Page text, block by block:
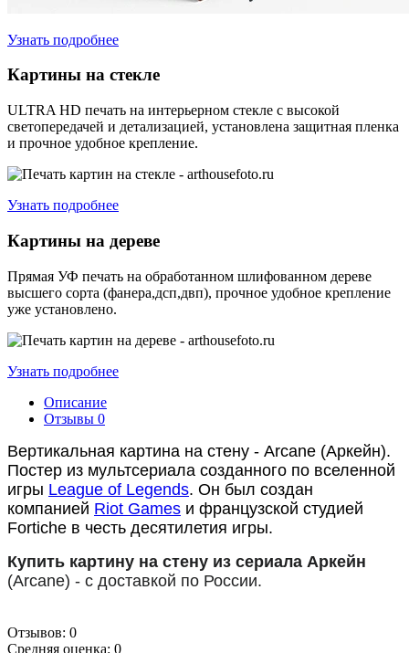
Узнать подробнее
Картины на стекле
ULTRA HD печать на интерьерном стекле с высокой
светопередачей и детализацией, установлена защитная пленка
и прочное удобное крепление.
Узнать подробнее
Картины на дереве
Прямая УФ печать на обработанном шлифованном дереве
высшего сорта (фанера,дсп,двп), прочное удобное крепление
уже установлено.
Узнать подробнее
Описание
Отзывы 0
Вертикальная картина на стену - Arcane (Аркейн).
Постер из мультсериала созданного по вселенной
игры League of Legends. Он был создан
компанией Riot Games и французской студией
Fortiche в честь десятилетия игры.
Купить картину на стену из сериала Аркейн
(Arcane) - с доставкой по России.
Отзывов: 0
Средняя оценка: 0